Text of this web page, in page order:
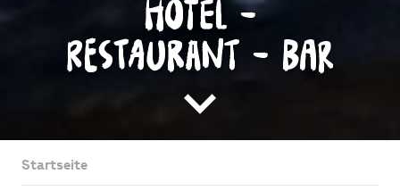
Hotel -
Restaurant - Bar
Startseite